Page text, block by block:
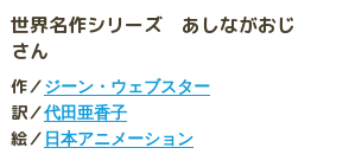
世界名作シリーズ あしながおじ
さん
作／ジーン・ウェブスター
訳／代田亜香子
絵／ 日本アニメーション